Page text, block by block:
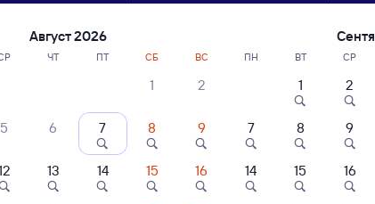
Прокопьевск Пасс — Каргат
— Прокопьевск Пасс
4 ноября. Отправление и прибытие по местному времени. Цены
Август 2026
ЧТ ПТ СБ ВС
1 2
5 6 7 8 9
13 14 15 16
ПН ВТ СР
1 2
7 8 9
14 15 16